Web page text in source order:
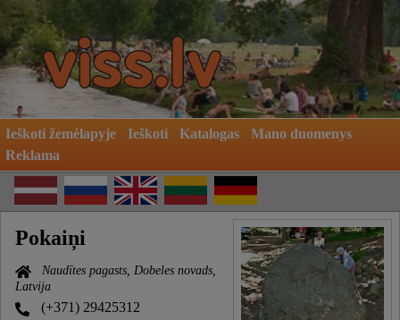
Ieškoti žemėlapyje Ieškoti Katalogas
Mano duomenys
Reklama
Pokaiņi
Naudītes pagasts, Dobeles novads,
Latvija
(+371) 29425312